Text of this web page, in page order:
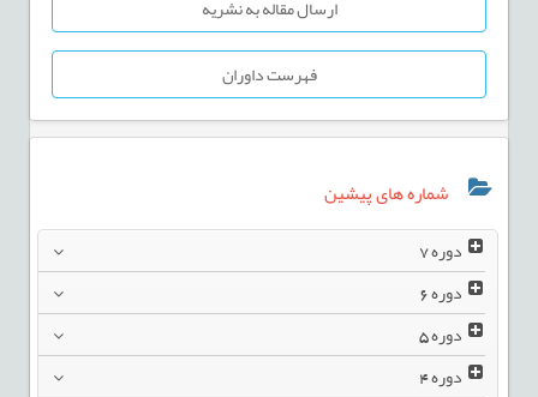
ارسال مقاله به نشریه
فهرست داوران
شماره های پیشین
دوره7
دوره6
دوره5
دوره4